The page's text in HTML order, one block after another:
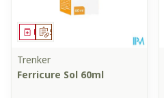
Sur prescription
Médicament
Trenker
Ferricure Sol 60ml